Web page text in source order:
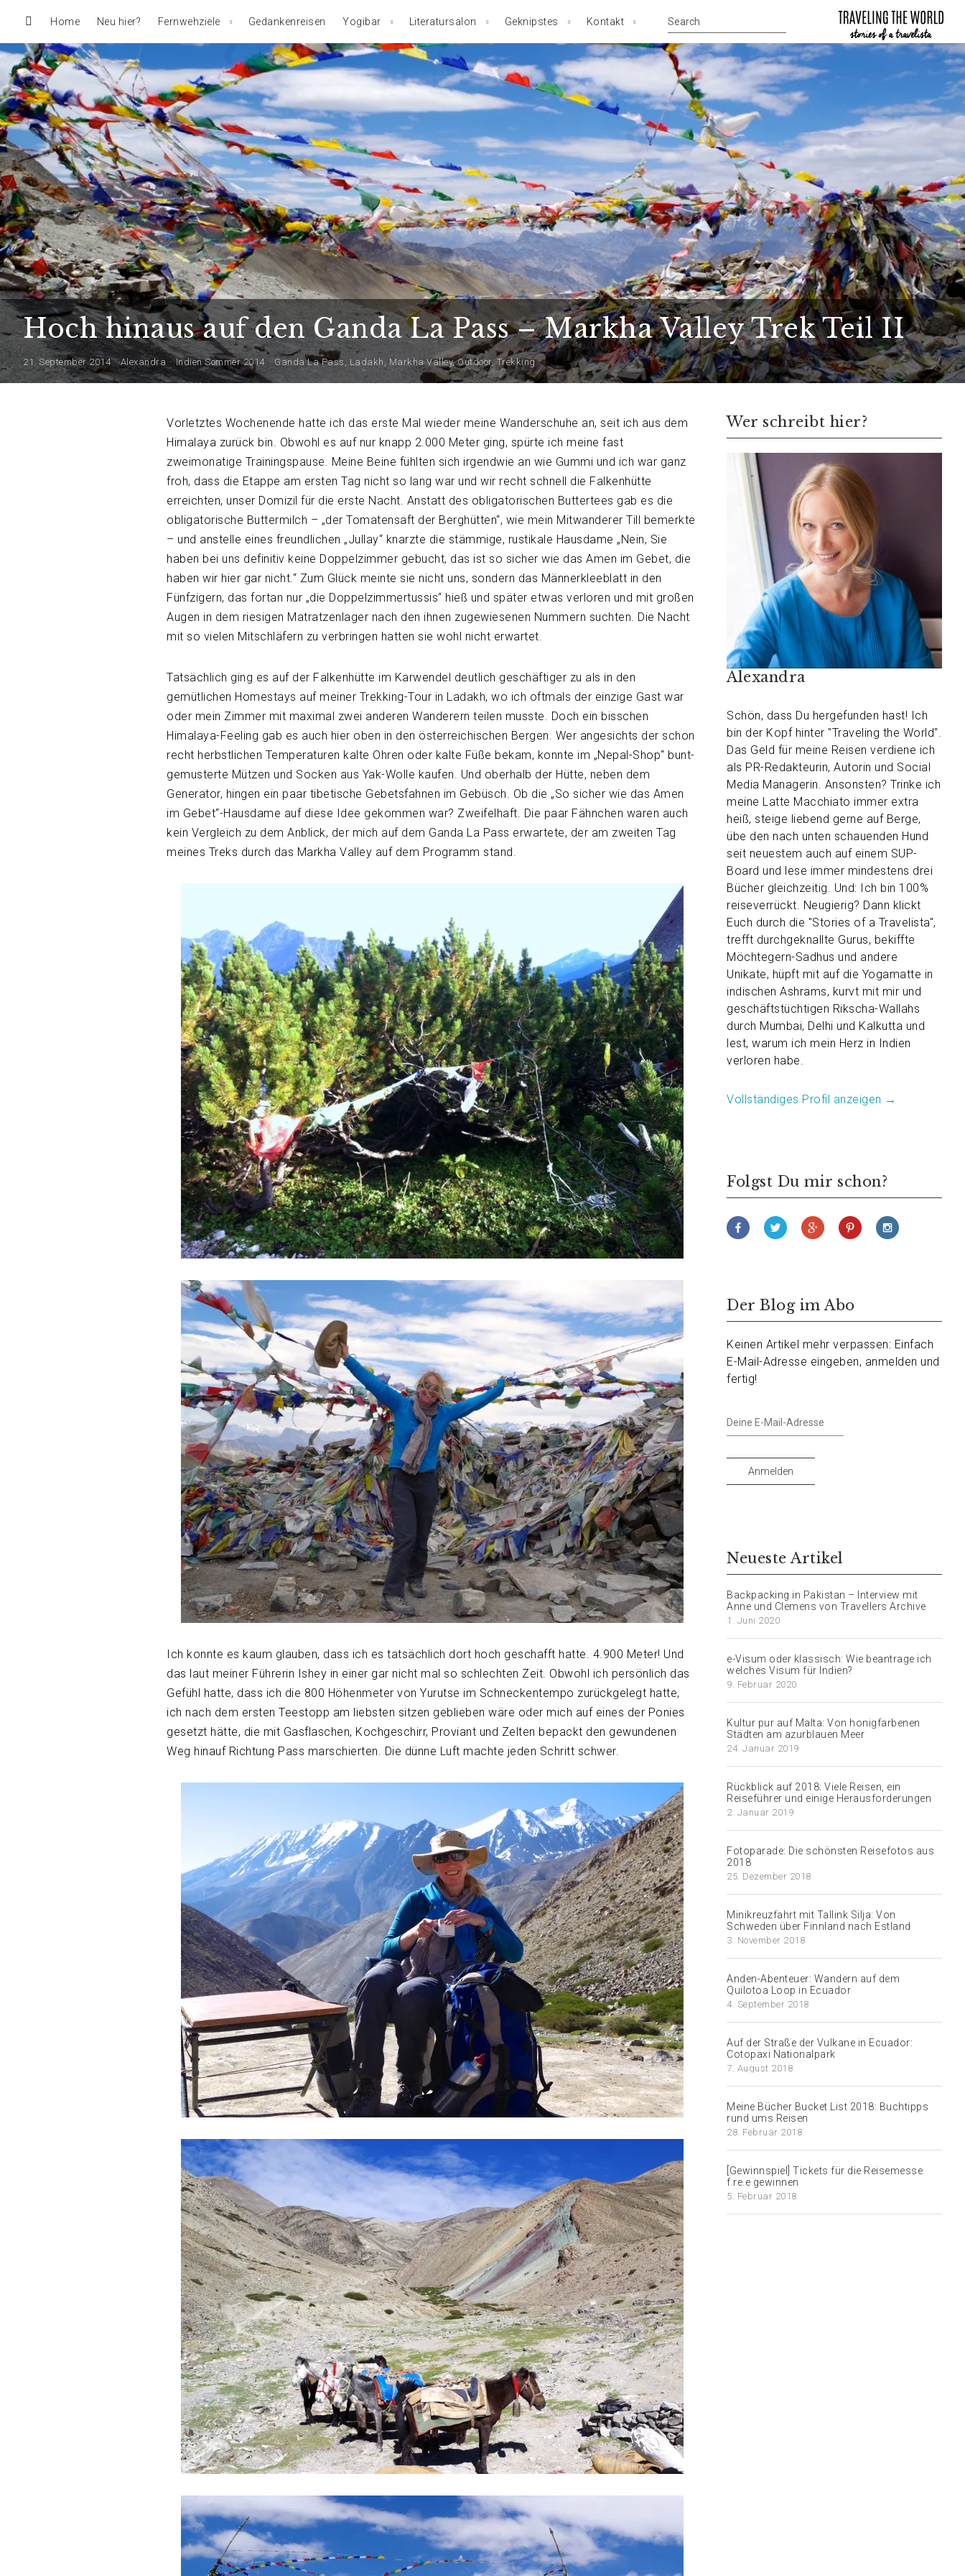
Home Neu hier? Fernwehziele Gedankenreisen Yogibar Literatursalon Geknipstes Kontakt
Hoch hinaus auf den Ganda La Pass – Markha Valley Trek Teil II
21. September 2014 Alexandra Indien Sommer 2014 Ganda La Pass Ladakh Markha Valley,Outdoor,Trekking
Vorletztes Wochenende hatte ich das erste Mal wieder meine Wanderschuhe an, seit ich aus dem
Himalaya zurück bin. Obwohl es auf nur knapp 2.000 Meter ging, spürte ich meine fast
zweimonatige Trainingspause. Meine Beine fühlten sich irgendwie an wie Gummi und ich war ganz
froh, dass die Etappe am ersten Tag nicht so lang war und wir recht schnell die Falkenhütte
erreichten, unser Domizil für die erste Nacht. Anstatt des obligatorischen Buttertees gab es die
obligatorische Buttermilch – „der Tomatensaft der Berghütten“, wie mein Mitwanderer Till bemerkte
– und anstelle eines freundlichen „Jullay“ knarzte die stämmige, rustikale Hausdame „Nein, Sie
haben bei uns definitiv keine Doppelzimmer gebucht, das ist so sicher wie das Amen im Gebet, die
haben wir hier gar nicht.“ Zum Glück meinte sie nicht uns, sondern das Männerkleeblatt in den
Fünfzigern, das fortan nur „die Doppelzimmertussis“ hieß und später etwas verloren und mit großen
Augen in dem riesigen Matratzenlager nach den ihnen zugewiesenen Nummern suchten. Die Nacht
mit so vielen Mitschläfern zu verbringen hatten sie wohl nicht erwartet.
Tatsächlich ging es auf der Falkenhütte im Karwendel deutlich geschäftiger zu als in den
gemütlichen Homestays auf meiner Trekking-Tour in Ladakh, wo ich oftmals der einzige Gast war
oder mein Zimmer mit maximal zwei anderen Wanderern teilen musste. Doch ein bisschen
Himalaya-Feeling gab es auch hier oben in den österreichischen Bergen. Wer angesichts der schon
recht herbstlichen Temperaturen kalte Ohren oder kalte Füße bekam, konnte im „Nepal-Shop“ bunt-
gemusterte Mützen und Socken aus Yak-Wolle kaufen. Und oberhalb der Hütte, neben dem
Generator, hingen ein paar tibetische Gebetsfahnen im Gebüsch. Ob die „So sicher wie das Amen
im Gebet“-Hausdame auf diese Idee gekommen war? Zweifelhaft. Die paar Fähnchen waren auch
kein Vergleich zu dem Anblick, der mich auf dem Ganda La Pass erwartete, der am zweiten Tag
meines Treks durch das Markha Valley auf dem Programm stand.
Ich konnte es kaum glauben, dass ich es tatsächlich dort hoch geschafft hatte. 4.900 Meter! Und
das laut meiner Führerin Ishey in einer gar nicht mal so schlechten Zeit. Obwohl ich persönlich das
Gefühl hatte, dass ich die 800 Höhenmeter von Yurutse im Schneckentempo zurückgelegt hatte,
ich nach dem ersten Teestopp am liebsten sitzen geblieben wäre oder mich auf eines der Ponies
gesetzt hätte, die mit Gasflaschen, Kochgeschirr, Proviant und Zelten bepackt den gewundenen
Weg hinauf Richtung Pass marschierten. Die dünne Luft machte jeden Schritt schwer.
Wer schreibt hier?
Alexandra
Schön, dass Du hergefunden hast! Ich
bin der Kopf hinter "Traveling the World".
Das Geld für meine Reisen verdiene ich
als PR-Redakteurin, Autorin und Social
Media Managerin. Ansonsten? Trinke ich
meine Latte Macchiato immer extra
heiß, steige liebend gerne auf Berge,
übe den nach unten schauenden Hund
seit neuestem auch auf einem SUP-
Board und lese immer mindestens drei
Bücher gleichzeitig. Und: Ich bin 100%
reiseverrückt. Neugierig? Dann klickt
Euch durch die "Stories of a Travelista",
trefft durchgeknallte Gurus, bekiffte
Möchtegern-Sadhus und andere
Unikate, hüpft mit auf die Yogamatte in
indischen Ashrams, kurvt mit mir und
geschäftstüchtigen Rikscha-Wallahs
durch Mumbai, Delhi und Kalkutta und
lest, warum ich mein Herz in Indien
verloren habe.
Vollständiges Profil anzeigen →
Folgst Du mir schon?
Der Blog im Abo
Keinen Artikel mehr verpassen: Einfach
E-Mail-Adresse eingeben, anmelden und
fertig!
Deine
E-
Adresse
Anmelden
Neueste Artikel
Backpacking in Pakistan – Interview mit
Anne und Clemens von Travellers Archive
1. Juni 2020
e-Visum oder klassisch: Wie beantrage ich
welches Visum für Indien?
9. Februar 2020
Kultur pur auf Malta: Von honigfarbenen
Städten am azurblauen Meer
24. Januar 2019
Rückblick auf 2018: Viele Reisen, ein
Reiseführer und einige Herausforderungen
2. Januar 2019
Fotoparade: Die schönsten Reisefotos aus
2018
25. Dezember 2018
Minikreuzfahrt mit Tallink Silja: Von
Schweden über Finnland nach Estland
3. November 2018
Anden-Abenteuer: Wandern auf dem
Quilotoa Loop in Ecuador
4. September 2018
Auf der Straße der Vulkane in Ecuador:
Cotopaxi Nationalpark
7. August 2018
Meine Bücher Bucket List 2018: Buchtipps
rund ums Reisen
28. Februar 2018
[Gewinnspiel] Tickets für die Reisemesse
f.re.e gewinnen
5. Februar 2018